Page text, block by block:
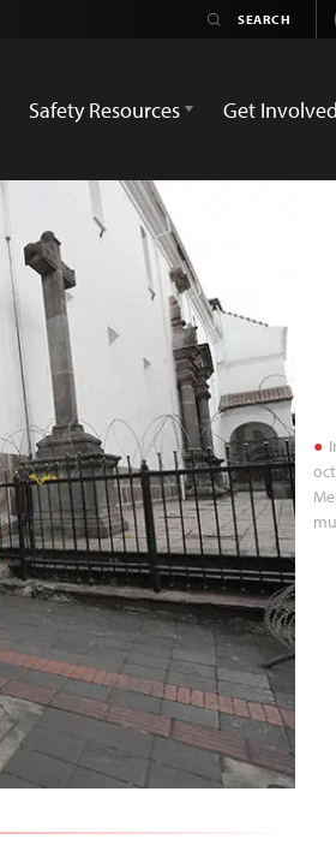
Safety Resources Get Involved